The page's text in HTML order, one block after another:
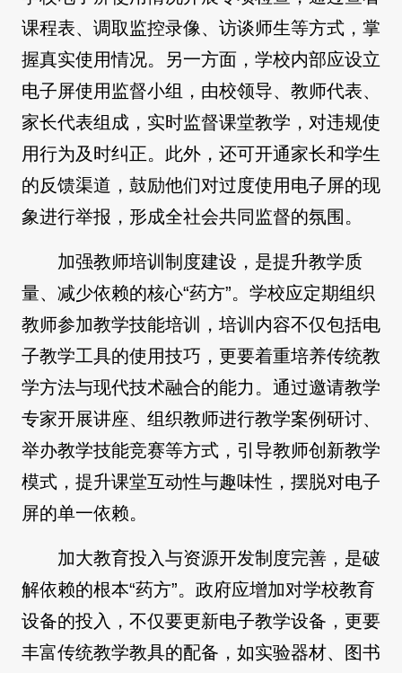
课程表、调取监控录像、访谈师生等方式，掌
握真实使用情况。另一方面，学校内部应设立
电子屏使用监督小组，由校领导、教师代表、
家长代表组成，实时监督课堂教学，对违规使
用行为及时纠正。此外，还可开通家长和学生
的反馈渠道，鼓励他们对过度使用电子屏的现
象进行举报，形成全社会共同监督的氛围。
加强教师培训制度建设，是提升教学质
量、减少依赖的核心“药方”。学校应定期组织
教师参加教学技能培训，培训内容不仅包括电
子教学工具的使用技巧，更要着重培养传统教
学方法与现代技术融合的能力。通过邀请教学
专家开展讲座、组织教师进行教学案例研讨、
举办教学技能竞赛等方式，引导教师创新教学
模式，提升课堂互动性与趣味性，摆脱对电子
屏的单一依赖。
加大教育投入与资源开发制度完善，是破
解依赖的根本“药方”。政府应增加对学校教育
设备的投入，不仅要更新电子教学设备，更要
丰富传统教学教具的配备，如实验器材、图书